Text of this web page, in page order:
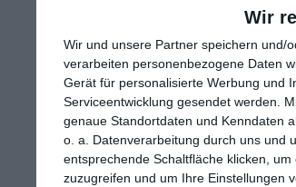
Wir
Wir und unsere Partner speichern und/
verarbeiten personenbezogene Daten
Gerät für personalisierte Werbung und
Serviceentwicklung gesendet werden.
genaue Standortdaten und Kenndaten
o. a. Datenverarbeitung durch uns und
entsprechende Schaltfläche klicken,
zuzugreifen und um Ihre Einstellungen
Das liegt vielleicht auch ein
entgegenbringen: Die haben
Kompliment an die beiden